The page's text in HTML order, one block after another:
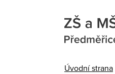
Úvodní strana